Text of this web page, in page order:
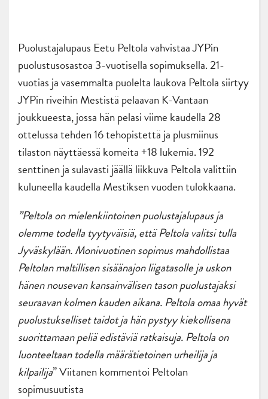
Puolustajalupaus Eetu Peltola vahvistaa JYPin
puolustusosastoa 3-vuotisella sopimuksella. 21-
vuotias ja vasemmalta puolelta laukova Peltola siirtyy
JYPin riveihin Mestistä pelaavan K-Vantaan
joukkueesta, jossa hän pelasi viime kaudella 28
ottelussa tehden 16 tehopistettä ja plusmiinus
tilaston näyttäessä komeita +18 lukemia. 192
senttinen ja sulavasti jäällä liikkuva Peltola valittiin
kuluneella kaudella Mestiksen vuoden tulokkaana.
”Peltola on mielenkiintoinen puolustajalupaus ja
olemme todella tyytyväisiä, että Peltola valitsi tulla
Jyväskylään. Monivuotinen sopimus mahdollistaa
Peltolan maltillisen sisäänajon liigatasolle ja uskon
hänen nousevan kansainvälisen tason puolustajaksi
seuraavan kolmen kauden aikana. Peltola omaa hyvät
puolustukselliset taidot ja hän pystyy kiekollisena
suorittamaan peliä edistäviä ratkaisuja. Peltola on
luonteeltaan todella määrätietoinen urheilija ja
kilpailija” Viitanen kommentoi Peltolan
sopimusuutista